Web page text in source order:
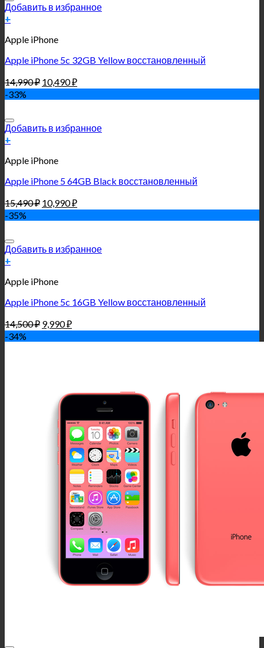
Добавить в избранное
+
Apple iPhone
Apple iPhone 5c 32GB Yellow восстановленный
14,990₽ 10,490₽
-33%
Добавить в избранное
+
Apple iPhone
Apple iPhone 5 64GB Black восстановленный
15,490₽ 10,990₽
-35%
Добавить в избранное
+
Apple iPhone
Apple iPhone 5c 16GB Yellow восстановленный
14,500₽ 9,990₽
-34%